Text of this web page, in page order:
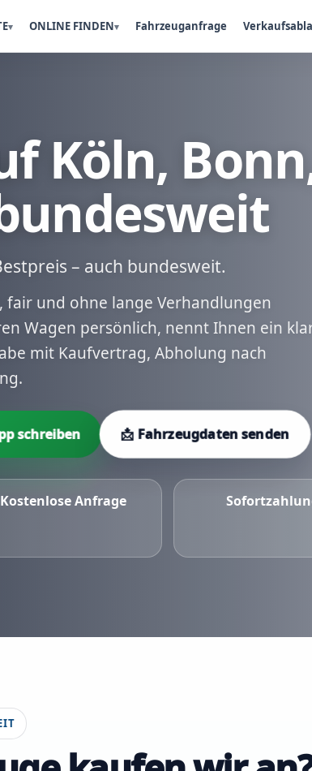
ONLINE FINDEN Fahrzeuganfrage
Köln,
– auch bundesweit.
fair und ohne lange Verhandlungen
Wagen persönlich, nennt Ihnen ein
mit Kaufvertrag, Abholung nach
schreiben 📩 Fahrzeugdaten senden
Kostenlose Anfrage